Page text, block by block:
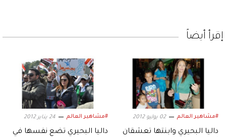
إقرأ أيضاً
#مشاهير العالم 02 يوليو 2012
داليا البحيري وابنتها تعشقان
#مشاهير العالم 24 يناير 2012
داليا البحيري تضع نفسها في